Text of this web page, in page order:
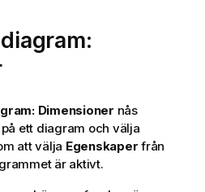
Dimensioner nås
ett diagram och välja
att välja Egenskaper från
är aktivt.